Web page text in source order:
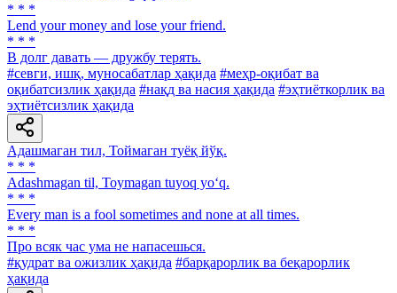
* * *
Lend your money and lose your friend.
* * *
В долг давать — дружбу терять.
#севги, ишқ, муносабатлар ҳақида #меҳр-оқибат ва
оқибатсизлик ҳақида #нақд ва насия ҳақида #эҳтиёткорлик ва
эҳтиётсизлик ҳақида
Адашмаган тил, Тоймаган туёқ йўқ.
* * *
Adashmagan til, Toymagan tuyoq yo‘q.
* * *
Every man is a fool sometimes and none at all times.
* * *
Про всяк час ума не напасешься.
#қудрат ва ожизлик ҳақида #барқарорлик ва беқарорлик
ҳақида